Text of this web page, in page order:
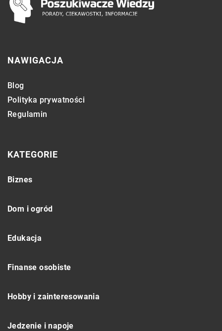
NAWIGACJA
Blog
Polityka prywatności
Regulamin
KATEGORIE
Biznes
Dom i ogród
Edukacja
Finanse osobiste
Hobby i zainteresowania
Jedzenie i napoje